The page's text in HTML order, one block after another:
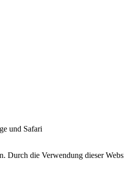
und Safari
die Verwendung dieser